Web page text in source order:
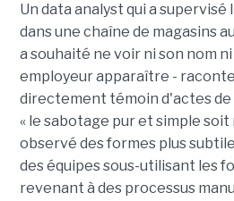
Un data analyst qui a
dans une chaîne de magasins
a souhaité ne voir ni son nom
employeur apparaître -
directement témoin d'actes de
« le sabotage pur et simple
observé des formes plus
des équipes sous-utilisant les
revenant à des processus